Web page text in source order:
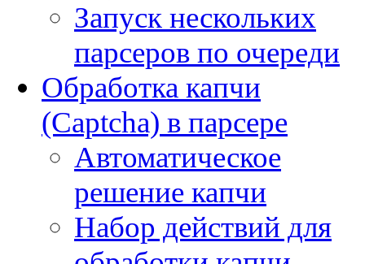
Запуск нескольких
парсеров по очереди
Обработка капчи
(Captcha) в парсере
Автоматическое
решение капчи
Набор действий для